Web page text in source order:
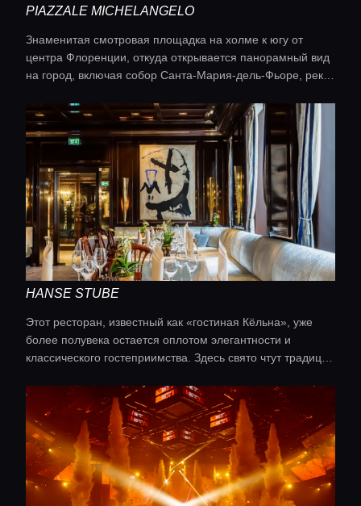
PIAZZALE MICHELANGELO
Знаменитая смотровая площадка на холме к югу от
центра Флоренции, откуда открывается панорамный вид
на город, включая собор Санта-Мария-дель-Фьоре, реку
HANSE STUBE
Этот ресторан, известный как «гостиная Кёльна», уже
более полувека остается оплотом элегантности и
классического гостеприимства. Здесь свято чтут традиции
продуктами из региона Северный Рейн-Вестфалия.
Одной из главных особенностей является подача блюд
«на серебре».Обширная винная карта включает в себя
как великие шато Франции, так и лучшие немецкие
рислинги от частных виноделен.